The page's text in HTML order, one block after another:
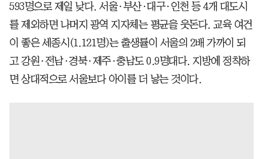
593명으로 제일 낮다. 서울·부산·대구·인천 등 4개 대도시
를 제외하면 나머지 광역 지자체는 평균을 웃돈다. 교육 여건
이 좋은 세종시(1.121명)는 출생률이 서울의 2배 가까이 되
고 강원·전남·경북·제주·충남도 0.9명대다. 지방에 정착하
면 상대적으로 서울보다 아이를 더 낳는 것이다.